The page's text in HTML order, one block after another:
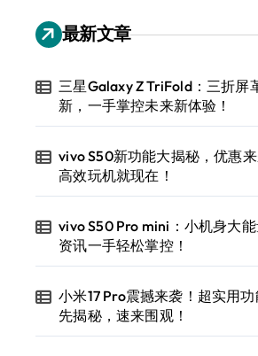
最新文章
三星Galaxy Z TriFold：三折屏
新，一手掌控未来新体验！
vivo S50新功能大揭秘，优惠来
高效玩机就现在！
vivo S50 Pro mini：小机身大能
资讯一手轻松掌控！
小米17 Pro震撼来袭！超实用
先揭秘，速来围观！